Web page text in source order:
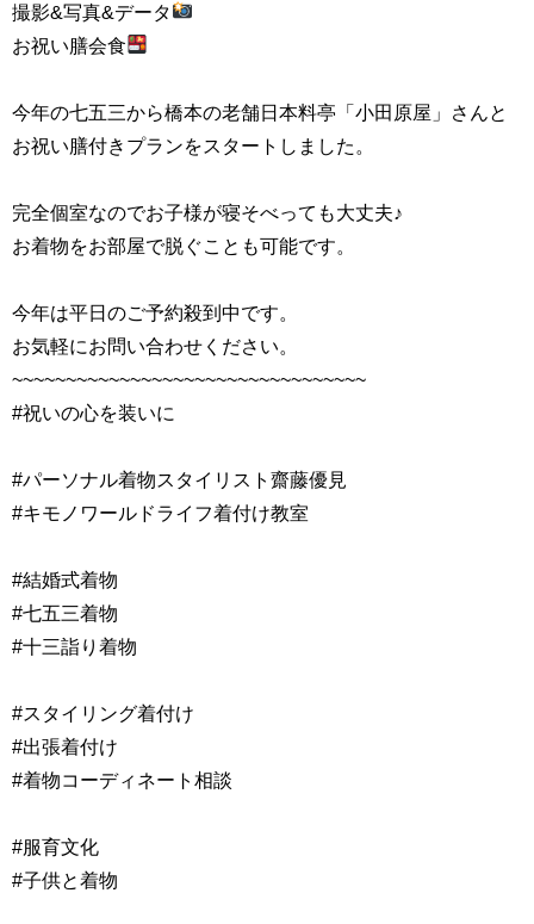
撮影&写真&データ
お祝い膳会食
今年の七五三から橋本の老舗日本料亭「小田原屋」さんと
お祝い膳付きプランをスタートしました。
完全個室なのでお子様が寝そべっても大丈夫♪
お着物をお部屋で脱ぐことも可能です。
今年は平日のご予約殺到中です。
お気軽にお問い合わせください。
~~~~~~~~~~~~~~~~~~~~~~~~~~~~~~~~~
#祝いの心を装いに
#パーソナル着物スタイリスト齋藤優見
#キモノワールドライフ着付け教室
#結婚式着物
#七五三着物
#十三詣り着物
#スタイリング着付け
#出張着付け
#着物コーディネート相談
#服育文化
#子供と着物